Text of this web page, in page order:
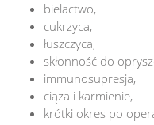
bielactwo,
cukrzyca,
łuszczyca,
skłonność do
immunosupresja,
ciąża i karmienie,
krótki okres po